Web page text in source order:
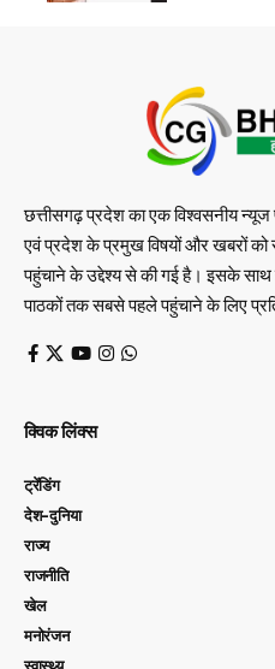
छत्तीसगढ़ प्रदेश का एक विश्वसनीय न्यूज
एवं प्रदेश के प्रमुख विषयों और खबरों
पहुंचाने के उद्देश्य से की गई है। इसके साथ
पाठकों तक सबसे पहले पहुंचाने के लिए
क्विक लिंक्स
ट्रेंडिंग
देश-दुनिया
राज्य
राजनीति
खेल
मनोरंजन